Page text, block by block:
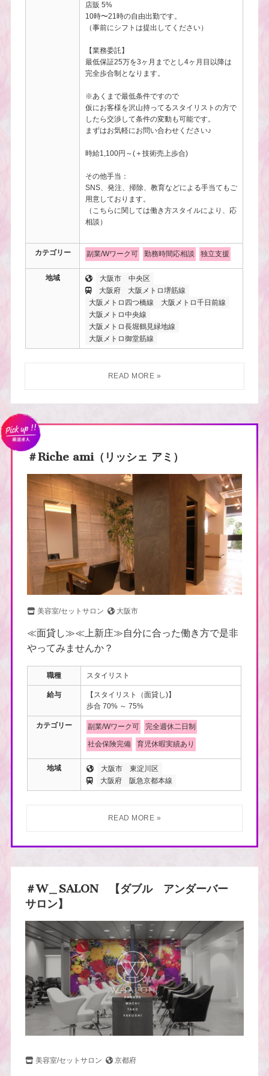
店販 5%
10時〜21時の自由出勤です。
（事前にシフトは提出してください）
【業務委託】
最低保証25万を3ヶ月までとし4ヶ月目以降は
完全歩合制となります。
※あくまで最低条件ですので
仮にお客様を沢山持ってるスタイリストの方で
したら交渉して条件の変動も可能です。
まずはお気軽にお問い合わせください♪
時給1,100円～(＋技術売上歩合)
その他手当：
SNS、発注、掃除、教育などによる手当てもご
用意しております。
（こちらに関しては働き方スタイルにより、応
相談）
カテゴリー 副業/Wワーク可 勤務時間応相談 独立支援
地域 大阪市
中央区
大阪府
大阪メトロ堺筋線
大阪メトロ四つ橋線
大阪メトロ千日前線
大阪メトロ中央線
大阪メトロ長堀鶴見緑地線
大阪メトロ御堂筋線
＃Riche ami（リッシェ アミ）
美容室/セットサロン 大阪市
≪面貸し≫≪上新庄≫自分に合った働き方で是非
やってみませんか？
職種 スタイリスト
給与
【スタイリスト（面貸し)】
歩合 70% ～ 75%
カテゴリー 副業/Wワーク可 完全週休二日制
社会保険完備 育児休暇実績あり
地域 大阪市
東淀川区
大阪府
阪急京都本線
＃W＿SALON 【ダブル アンダーバー
サロン】
美容室/セットサロン 京都府